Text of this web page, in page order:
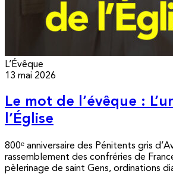
L’Évêque
13 mai 2026
Le mot de l’évêque :
l’Église
800ᵉ anniversaire des Pénitents gris
rassemblement des confréries de
pèlerinage de saint Gens, ordinations